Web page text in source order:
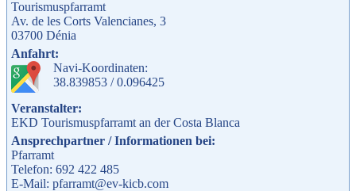
Tourismuspfarramt
Av. de les Corts Valencianes, 3
03700 Dénia
Anfahrt:
Navi-Koordinaten:
38.839853 / 0.096425
Veranstalter:
EKD Tourismuspfarramt an der Costa Blanca
Ansprechpartner / Informationen bei:
Pfarramt
Telefon: 692 422 485
E-Mail: pfarramt@ev-kicb.com